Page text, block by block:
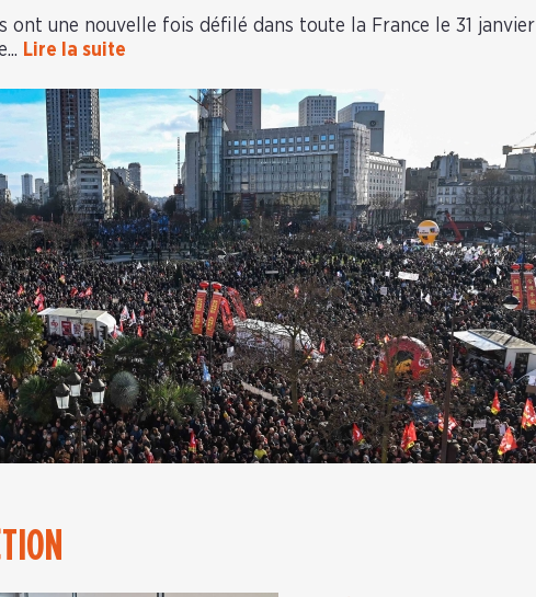
ont une nouvelle fois défilé dans toute la France le 31 janvier
Lire la suite